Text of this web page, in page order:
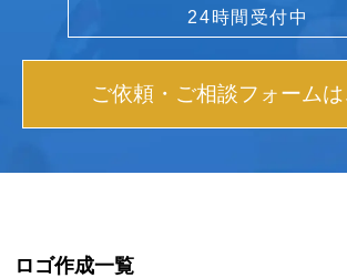
24時間受付中
ご依頼・ご相談フォームは
ロゴ作成一覧